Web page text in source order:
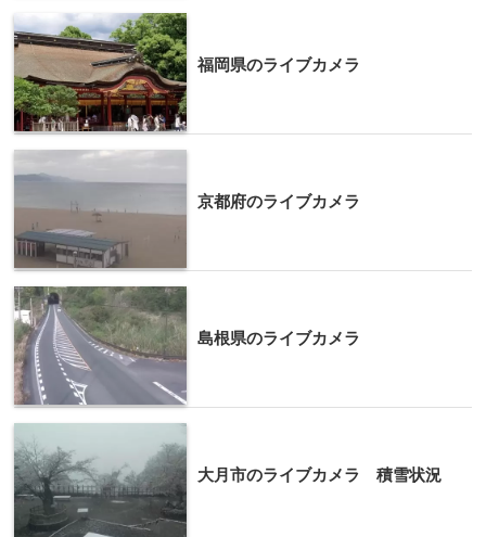
福岡県のライブカメラ
京都府のライブカメラ
島根県のライブカメラ
大月市のライブカメラ 積雪状況